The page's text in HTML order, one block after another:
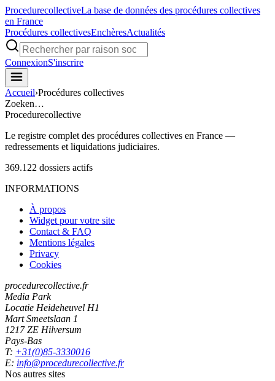
ProcedurecollectiveLa base de données des procédures collectives
en France
Procédures collectivesEnchèresActualités
ConnexionS'inscrire
Accueil›Procédures collectives
Zoeken…
Procedurecollective
Le registre complet des procédures collectives en France —
redressements et liquidations judiciaires.
369.122 dossiers actifs
INFORMATIONS
À propos
Widget pour votre site
Contact & FAQ
Mentions légales
Privacy
Cookies
procedurecollective.fr
Media Park
Locatie Heideheuvel H1
Mart Smeetslaan 1
1217 ZE Hilversum
Pays-Bas
T: +31(0)85-3330016
E: info@procedurecollective.fr
Nos autres sites